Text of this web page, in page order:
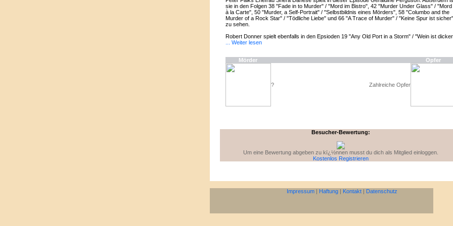
sie in den Folgen 38 "Fade in to Murder" / "Mord im Bistro", 42 "Murder Under Glass" / "Mord
à la Carte", 50 "Murder, a Self-Portrait" / "Selbstbildnis eines Mörders", 58 "Columbo and the
Murder of a Rock Star" / "Tödliche Liebe" und 66 "A Trace of Murder" / "Keine Spur ist sicher"
zu sehen.
Robert Donner spielt ebenfalls in den Epsioden 19 "Any Old Port in a Storm" / "Wein ist dicker
... Weiter lesen
Mörder Opfer
? Zahlreiche Opfer
Besucher-Bewertung:
Um eine Bewertung abgeben zu kï¿½nnen musst du dich als Mitglied einloggen.
Kostenlos Registrieren
Impressum | Haftung | Kontakt | Datenschutz